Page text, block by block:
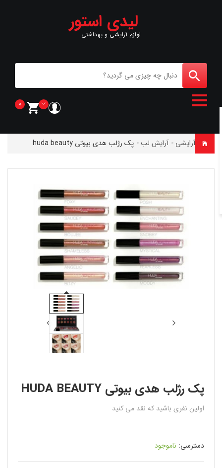
لیدی استور
لوازم آرایشی و بهداشتی
0
خانه آرایشی - آرایش لب - پک رژلب هدى بيوتى huda beauty
پک رژلب هدى بيوتى HUDA BEAUTY
اولین نفری باشید که نقد می کنید
دسترسی: ناموجود